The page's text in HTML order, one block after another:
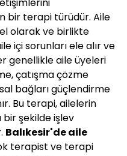
bir terapi türüdür. Aile
olarak ve birlikte
içi sorunları ele alır ve
genellikle aile üyeleri
çatışma çözme
bağları güçlendirme
Bu terapi, ailelerin
bir şekilde işlev
Balıkesir'de aile
terapist ve terapi